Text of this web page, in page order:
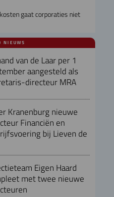
gaat corporaties niet
NIEUWS
van de Laar per 1
aangesteld als
directeur MRA
Kranenburg nieuwe
Financiën en
bij Lieven de
Eigen Haard
met twee nieuwe